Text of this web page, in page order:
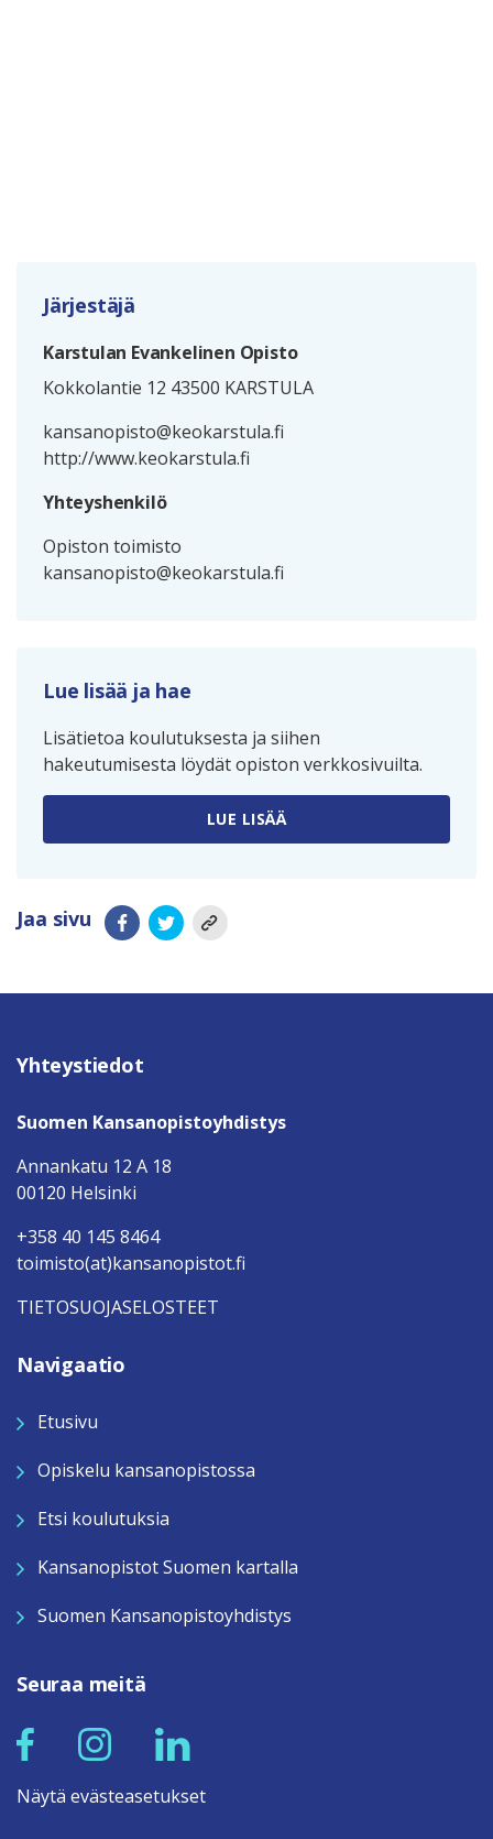
Järjestäjä
Karstulan Evankelinen Opisto
Kokkolantie 12 43500 KARSTULA
kansanopisto@keokarstula.fi
http://www.keokarstula.fi
Yhteyshenkilö
Opiston toimisto
kansanopisto@keokarstula.fi
Lue lisää ja hae
Lisätietoa koulutuksesta ja siihen
hakeutumisesta löydät opiston verkkosivuilta.
LUE LISÄÄ
Jaa sivu
Yhteystiedot
Suomen Kansanopistoyhdistys
Annankatu 12 A 18
00120 Helsinki
+358 40 145 8464
toimisto(at)kansanopistot.fi
TIETOSUOJASELOSTEET
Navigaatio
Etusivu
Opiskelu kansanopistossa
Etsi koulutuksia
Kansanopistot Suomen kartalla
Suomen Kansanopistoyhdistys
Seuraa meitä
Näytä evästeasetukset